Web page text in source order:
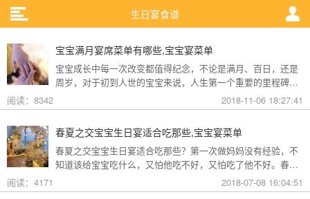
生日宴食谱
宝宝满月宴席菜单有哪些,宝宝宴菜单
宝宝成长中每一次改变都值得纪念，不论是满月、百日，还是
周岁，对于初到人世的宝宝来说，人生第一个重要的里程碑应
该就是满月宴了。办宝宝满月宴一般都是在饭店或酒店里，这
些地方的宝宝满月宴席菜单有哪些呢?
阅读：8342 2018-11-06 18:27:41
春夏之交宝宝生日宴适合吃那些,宝宝宴菜单
春夏之交宝宝生日宴适合吃那些？第一次做妈妈没有经验，不
知道该给宝宝吃什么，又怕他吃不好，又怕吃了他不好。春夏
之交，气温变化无常，尤其是春夏之交更是天气反反复复，宝
宝的身体体抗力较弱，所以这段时间内就需要特别注意宝宝的
阅读：4171 2018-07-08 16:04:51